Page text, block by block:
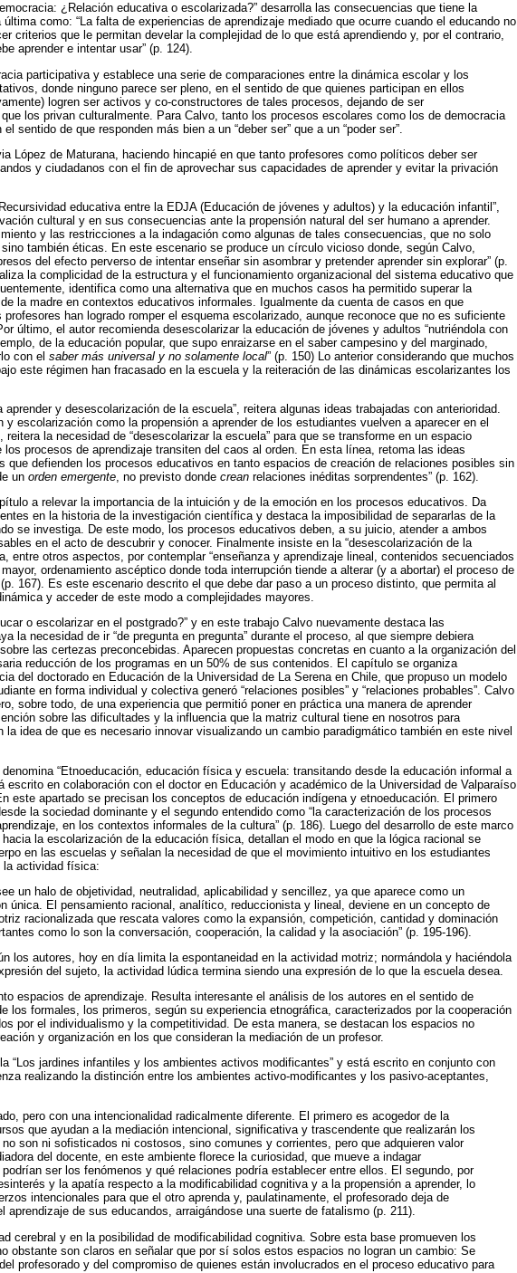
¿Relación educativa o escolarizada?” desarrolla las consecuencias que tiene la
como: “La falta de experiencias de aprendizaje mediado que ocurre cuando el educando no
criterios que le permitan develar la complejidad de lo que está aprendiendo y, por el contrario,
aprender e intentar usar” (p. 124).
participativa y establece una serie de comparaciones entre la dinámica escolar y los
donde ninguno parece ser pleno, en el sentido de que quienes participan en ellos
logren ser activos y co-constructores de tales procesos, dejando de ser
los privan culturalmente. Para Calvo, tanto los procesos escolares como los de democracia
sentido de que responden más bien a un “deber ser” que a un “poder ser”.
López de Maturana, haciendo hincapié en que tanto profesores como políticos deber ser
y ciudadanos con el fin de aprovechar sus capacidades de aprender y evitar la privación
educativa entre la EDJA (Educación de jóvenes y adultos) y la educación infantil”,
cultural y en sus consecuencias ante la propensión natural del ser humano a aprender.
y las restricciones a la indagación como algunas de tales consecuencias, que no solo
también éticas. En este escenario se produce un círculo vicioso donde, según Calvo,
del efecto perverso de intentar enseñar sin asombrar y pretender aprender sin explorar” (p.
la complicidad de la estructura y el funcionamiento organizacional del sistema educativo que
identifica como una alternativa que en muchos casos ha permitido superar la
la madre en contextos educativos informales. Igualmente da cuenta de casos en que
han logrado romper el esquema escolarizado, aunque reconoce que no es suficiente
último, el autor recomienda desescolarizar la educación de jóvenes y adultos “nutriéndola con
de la educación popular, que supo enraizarse en el saber campesino y del marginado,
con el saber más universal y no solamente local” (p. 150) Lo anterior considerando que muchos
este régimen han fracasado en la escuela y la reiteración de las dinámicas escolarizantes los
aprender y desescolarización de la escuela”, reitera algunas ideas trabajadas con anterioridad.
y escolarización como la propensión a aprender de los estudiantes vuelven a aparecer en el
la necesidad de “desescolarizar la escuela” para que se transforme en un espacio
los procesos de aprendizaje transiten del caos al orden. En esta línea, retoma las ideas
que defienden los procesos educativos en tanto espacios de creación de relaciones posibles sin
un orden emergente, no previsto donde crean relaciones inéditas sorprendentes” (p. 162).
a relevar la importancia de la intuición y de la emoción en los procesos educativos. Da
en la historia de la investigación científica y destaca la imposibilidad de separarlas de la
se investiga. De este modo, los procesos educativos deben, a su juicio, atender a ambos
en el acto de descubrir y conocer. Finalmente insiste en la “desescolarización de la
entre otros aspectos, por contemplar “enseñanza y aprendizaje lineal, contenidos secuenciados
ordenamiento ascéptico donde toda interrupción tiende a alterar (y a abortar) el proceso de
167). Es este escenario descrito el que debe dar paso a un proceso distinto, que permita al
y acceder de este modo a complejidades mayores.
o escolarizar en el postgrado?” y en este trabajo Calvo nuevamente destaca las
la necesidad de ir “de pregunta en pregunta” durante el proceso, al que siempre debiera
las certezas preconcebidas. Aparecen propuestas concretas en cuanto a la organización del
reducción de los programas en un 50% de sus contenidos. El capítulo se organiza
del doctorado en Educación de la Universidad de La Serena en Chile, que propuso un modelo
en forma individual y colectiva generó “relaciones posibles” y “relaciones probables”. Calvo
sobre todo, de una experiencia que permitió poner en práctica una manera de aprender
sobre las dificultades y la influencia que la matriz cultural tiene en nosotros para
la idea de que es necesario innovar visualizando un cambio paradigmático también en este nivel
“Etnoeducación, educación física y escuela: transitando desde la educación informal a
escrito en colaboración con el doctor en Educación y académico de la Universidad de Valparaíso
este apartado se precisan los conceptos de educación indígena y etnoeducación. El primero
la sociedad dominante y el segundo entendido como “la caracterización de los procesos
en los contextos informales de la cultura” (p. 186). Luego del desarrollo de este marco
la escolarización de la educación física, detallan el modo en que la lógica racional se
en las escuelas y señalan la necesidad de que el movimiento intuitivo en los estudiantes
la actividad física:
un halo de objetividad, neutralidad, aplicabilidad y sencillez, ya que aparece como un
única. El pensamiento racional, analítico, reduccionista y lineal, deviene en un concepto de
racionalizada que rescata valores como la expansión, competición, cantidad y dominación
como lo son la conversación, cooperación, la calidad y la asociación” (p. 195-196).
los autores, hoy en día limita la espontaneidad en la actividad motriz; normándola y haciéndola
del sujeto, la actividad lúdica termina siendo una expresión de lo que la escuela desea.
espacios de aprendizaje. Resulta interesante el análisis de los autores en el sentido de
los formales, los primeros, según su experiencia etnográfica, caracterizados por la cooperación
por el individualismo y la competitividad. De esta manera, se destacan los espacios no
y organización en los que consideran la mediación de un profesor.
“Los jardines infantiles y los ambientes activos modificantes” y está escrito en conjunto con
realizando la distinción entre los ambientes activo-modificantes y los pasivo-aceptantes,
pero con una intencionalidad radicalmente diferente. El primero es acogedor de la
que ayudan a la mediación intencional, significativa y trascendente que realizarán los
son ni sofisticados ni costosos, sino comunes y corrientes, pero que adquieren valor
del docente, en este ambiente florece la curiosidad, que mueve a indagar
ser los fenómenos y qué relaciones podría establecer entre ellos. El segundo, por
y la apatía respecto a la modificabilidad cognitiva y a la propensión a aprender, lo
intencionales para que el otro aprenda y, paulatinamente, el profesorado deja de
aprendizaje de sus educandos, arraigándose una suerte de fatalismo (p. 211).
cerebral y en la posibilidad de modificabilidad cognitiva. Sobre esta base promueven los
obstante son claros en señalar que por sí solos estos espacios no logran un cambio: Se
profesorado y del compromiso de quienes están involucrados en el proceso educativo para